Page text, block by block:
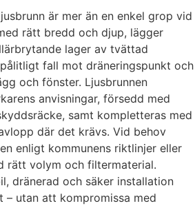
är mer än en enkel grop vid
rätt bredd och djup, lägger
lager av tvättad
fall mot dräneringspunkt och
och fönster. Ljusbrunnen
anvisningar, försedd med
samt kompletteras med
där det krävs. Vid behov
enligt kommunens riktlinjer eller
rätt volym och filtermaterial.
dränerad och säker installation
– utan att kompromissa med